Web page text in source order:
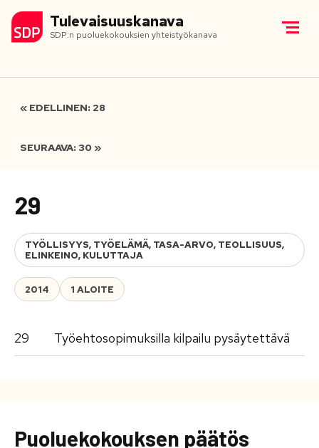
Tulevaisuuskanava
SDP:n puoluekokouksien yhteistyökanava
« EDELLINEN: 28
SEURAAVA: 30 »
29
TYÖLLISYYS, TYÖELÄMÄ, TASA-ARVO, TEOLLISUUS,
ELINKEINO, KULUTTAJA
2014 1 ALOITE
29 Työehtosopimuksilla kilpailu pysäytettävä
Puoluekokouksen päätös